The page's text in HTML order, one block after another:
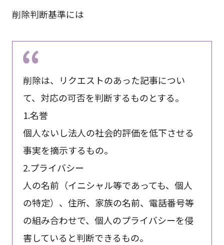
削除判断基準には
削除は、リクエストのあった記事につい
て、対応の可否を判断するものとする。
1.名誉
個人ないし法人の社会的評価を低下させる
事実を摘示するもの。
2.プライバシー
人の名前（イニシャル等であっても、個人
の特定）、住所、家族の名前、電話番号等
の組み合わせで、個人のプライバシーを侵
害していると判断できるもの。